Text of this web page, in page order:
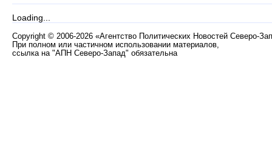
Loading...
Copyright © 2006-2026 «Агентство Политических Новостей Северо-
При полном или частичном использовании материалов,
ссылка на "АПН Северо-Запад" обязательна